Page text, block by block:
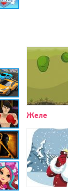
Желе